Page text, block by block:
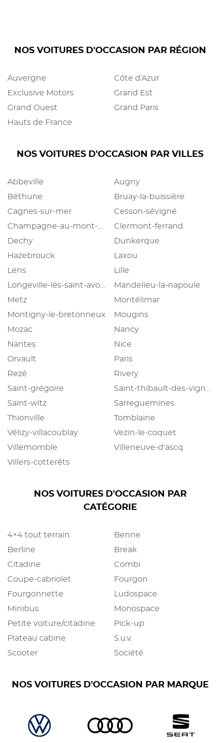
NOS VOITURES D'OCCASION PAR RÉGION
Auvergne
Côte d'Azur
Exclusive Motors
Grand Est
Grand Ouest
Grand Paris
Hauts de France
NOS VOITURES D'OCCASION PAR VILLES
Abbeville
Augny
Béthune
Bruay-la-buissière
Cagnes-sur-mer
Cesson-sévigné
Clermont-ferrand
Dechy
Dunkerque
Hazebrouck
Laxou
Lens
Lille
Mandelieu-la-napoule
Metz
Montélimar
Montigny-le-bretonneux
Mougins
Mozac
Nancy
Nantes
Nice
Orvault
Paris
Rezé
Rivery
Saint-grégoire
Saint-witz
Sarreguemines
Thionville
Tomblaine
Vélizy-villacoublay
Vezin-le-coquet
Villemomble
Villeneuve-d'ascq
Villers-cotterêts
NOS VOITURES D'OCCASION PAR
CATÉGORIE
4×4 tout terrain
Benne
Berline
Break
Citadine
Combi
Coupe-cabriolet
Fourgon
Fourgonnette
Ludospace
Minibus
Monospace
Petite voiture/citadine
Pick-up
Plateau cabine
S.u.v.
Scooter
Société
NOS VOITURES D'OCCASION PAR MARQUE